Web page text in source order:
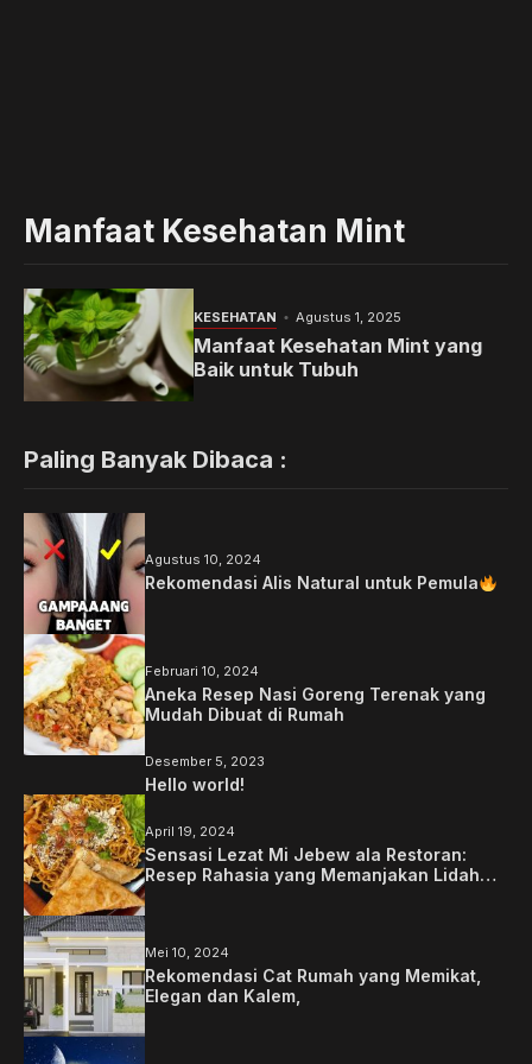
Manfaat Kesehatan Mint
KESEHATAN Agustus 1, 2025
Manfaat Kesehatan Mint yang
Baik untuk Tubuh
Paling Banyak Dibaca :
Agustus 10, 2024
Rekomendasi Alis Natural untuk Pemula
Februari 10, 2024
Aneka Resep Nasi Goreng Terenak yang
Mudah Dibuat di Rumah
Desember 5, 2023
Hello world!
April 19, 2024
Sensasi Lezat Mi Jebew ala Restoran:
Resep Rahasia yang Memanjakan Lidah
Mei 10, 2024
Rekomendasi Cat Rumah yang Memikat,
Elegan dan Kalem,